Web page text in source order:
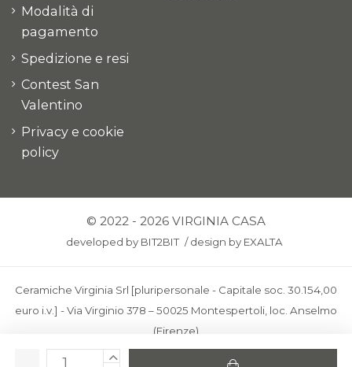
Modalità di
pagamento
Spedizione e resi
Contest San
Valentino
Privacy e cookie
policy
© 2022 - 2026 VIRGINIA CASA
developed by BIT2BIT /design by EXALTA
Ceramiche Virginia Srl [pluripersonale - Capitale soc. 30.154,00
euro i.v.] - Via Virginio 378 – 50025 Montespertoli, loc. Anselmo
(Firenze)
C.F. e P.IVA: IT00436100481 - REA: FI-227733 - PEC: